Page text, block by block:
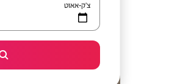
צ'ק-אאוט